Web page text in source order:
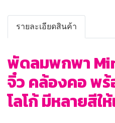
รายละเอียดสินค้า
พัดลมพกพา
จิ๋ว คล้องคอ พ
โลโก้ มีหลายสีใ